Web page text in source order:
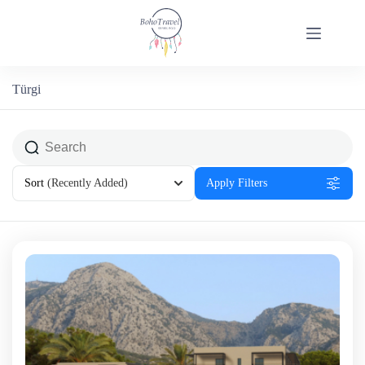
Türgi
Sort (Recently Added) Apply Filters